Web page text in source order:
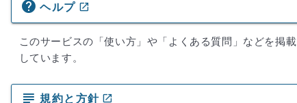
help ヘルプ open_in_new
このサービスの「使い方」や「よくある質問」などを掲載
しています。
subject 規約と方針 open_in_new